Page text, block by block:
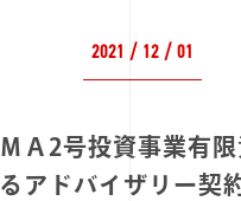
2021 / 12 / 01
Ａ2号投資事業有
アドバイザリー契